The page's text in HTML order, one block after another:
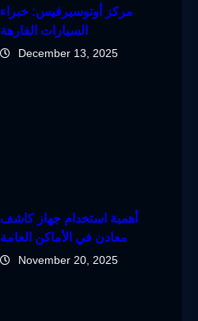
مركز أوتوسيرفيس: خبراء
السيارات الفارهة
December 13, 2025
أهمية استخدام جهاز كاشف
معادن في الأماكن العامة
November 20, 2025